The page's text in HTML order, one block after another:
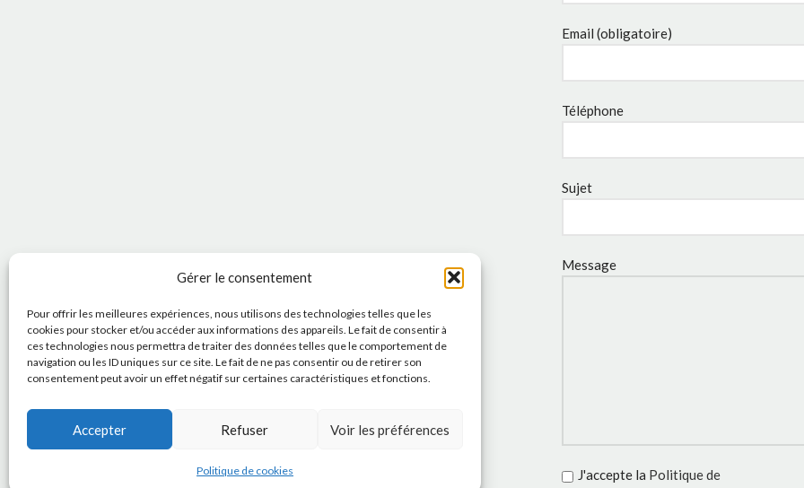
Gérer le consentement
Pour offrir les meilleures expériences, nous utilisons des technologies telles que les
cookies pour stocker et/ou accéder aux informations des appareils. Le fait de consentir à
ces technologies nous permettra de traiter des données telles que le comportement de
navigation ou les ID uniques sur ce site. Le fait de ne pas consentir ou de retirer son
consentement peut avoir un effet négatif sur certaines caractéristiques et fonctions.
Accepter Refuser Voir les préférences
Politique de cookies
Email (obligatoire)
Téléphone
Sujet
Message
J'accepte la Politique de